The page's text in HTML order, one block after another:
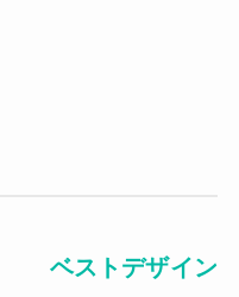
ベストデザイン